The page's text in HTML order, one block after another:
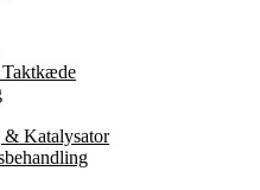
Taktkæde
& Katalysator